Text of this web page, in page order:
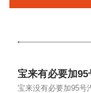
宝来有必要加95
宝来没有必要加95号